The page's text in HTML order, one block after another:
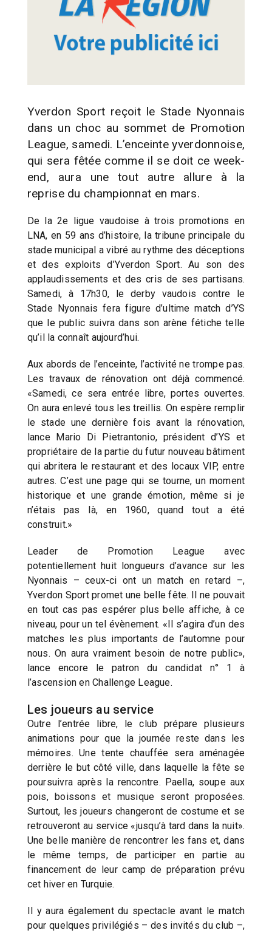
Yverdon Sport reçoit le Stade Nyonnais
dans un choc au sommet de Promotion
League, samedi. L’enceinte yverdonnoise,
qui sera fêtée comme il se doit ce week-
end, aura une tout autre allure à la
reprise du championnat en mars.
De la 2e ligue vaudoise à trois promotions en
LNA, en 59 ans d’histoire, la tribune principale du
stade municipal a vibré au rythme des déceptions
et des exploits d’Yverdon Sport. Au son des
applaudissements et des cris de ses partisans.
Samedi, à 17h30, le derby vaudois contre le
Stade Nyonnais fera figure d’ultime match d’YS
que le public suivra dans son arène fétiche telle
qu’il la connaît aujourd’hui.
Aux abords de l’enceinte, l’activité ne trompe pas.
Les travaux de rénovation ont déjà commencé.
«Samedi, ce sera entrée libre, portes ouvertes.
On aura enlevé tous les treillis. On espère remplir
le stade une dernière fois avant la rénovation,
lance Mario Di Pietrantonio, président d’YS et
propriétaire de la partie du futur nouveau bâtiment
qui abritera le restaurant et des locaux VIP, entre
autres. C’est une page qui se tourne, un moment
historique et une grande émotion, même si je
n’étais pas là, en 1960, quand tout a été
construit.»
Leader de Promotion League avec
potentiellement huit longueurs d’avance sur les
Nyonnais – ceux-ci ont un match en retard –,
Yverdon Sport promet une belle fête. Il ne pouvait
en tout cas pas espérer plus belle affiche, à ce
niveau, pour un tel évènement. «Il s’agira d’un des
matches les plus importants de l’automne pour
nous. On aura vraiment besoin de notre public»,
lance encore le patron du candidat n° 1 à
l’ascension en Challenge League.
Les joueurs au service
Outre l’entrée libre, le club prépare plusieurs
animations pour que la journée reste dans les
mémoires. Une tente chauffée sera aménagée
derrière le but côté ville, dans laquelle la fête se
poursuivra après la rencontre. Paella, soupe aux
pois, boissons et musique seront proposées.
Surtout, les joueurs changeront de costume et se
retrouveront au service «jusqu’à tard dans la nuit».
Une belle manière de rencontrer les fans et, dans
le même temps, de participer en partie au
financement de leur camp de préparation prévu
cet hiver en Turquie.
Il y aura également du spectacle avant le match
pour quelques privilégiés – des invités du club –,